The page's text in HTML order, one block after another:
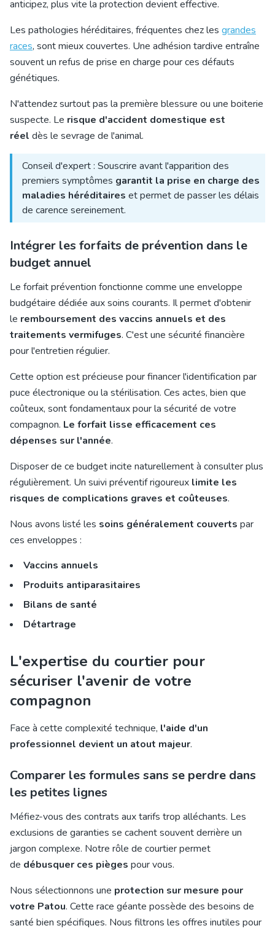
anticipez, plus vite la protection devient effective.
Les pathologies héréditaires, fréquentes chez les grandes
races, sont mieux couvertes. Une adhésion tardive entraîne
souvent un refus de prise en charge pour ces défauts
génétiques.
N'attendez surtout pas la première blessure ou une boiterie
suspecte. Le risque d'accident domestique est
réel dès le sevrage de l'animal.
Conseil d'expert : Souscrire avant l'apparition des
premiers symptômes garantit la prise en charge des
maladies héréditaires et permet de passer les délais
de carence sereinement.
Intégrer les forfaits de prévention dans le
budget annuel
Le forfait prévention fonctionne comme une enveloppe
budgétaire dédiée aux soins courants. Il permet d'obtenir
le remboursement des vaccins annuels et des
traitements vermifuges. C'est une sécurité financière
pour l'entretien régulier.
Cette option est précieuse pour financer l'identification par
puce électronique ou la stérilisation. Ces actes, bien que
coûteux, sont fondamentaux pour la sécurité de votre
compagnon. Le forfait lisse efficacement ces
dépenses sur l'année.
Disposer de ce budget incite naturellement à consulter plus
régulièrement. Un suivi préventif rigoureux limite les
risques de complications graves et coûteuses.
Nous avons listé les soins généralement couverts par
ces enveloppes :
Vaccins annuels
Produits antiparasitaires
Bilans de santé
Détartrage
L'expertise du courtier pour
sécuriser l'avenir de votre
compagnon
Face à cette complexité technique, l'aide d'un
professionnel devient un atout majeur.
Comparer les formules sans se perdre dans
les petites lignes
Méfiez-vous des contrats aux tarifs trop alléchants. Les
exclusions de garanties se cachent souvent derrière un
jargon complexe. Notre rôle de courtier permet
de débusquer ces pièges pour vous.
Nous sélectionnons une protection sur mesure pour
votre Patou. Cette race géante possède des besoins de
santé bien spécifiques. Nous filtrons les offres inutiles pour